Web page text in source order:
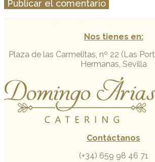
Nos tienes en:
Plaza de las Carmelitas, nº 22 (Las
Hermanas, Sevilla
Contáctanos
(+34) 659 98 46 71